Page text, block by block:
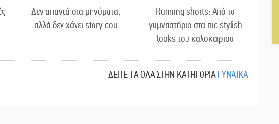
Δεν απαντά στα μηνύματα,
αλλά δεν χάνει story σου
Running shorts: Από το
γυμναστήριο στα πιο stylish
looks του καλοκαιριού
ΔΕΙΤΕ ΤΑ ΟΛΑ ΣΤΗΝ ΚΑΤΗΓΟΡΙΑ ΓΥΝΑΙΚΑ